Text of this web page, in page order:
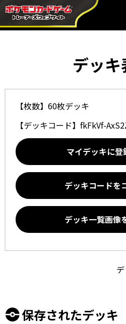
デッキ
【枚数】60枚デッキ
【デッキコード】 fkFkVf-
マイデッキに登
デッキコードを
デッキ一覧画像
保存されたデッキ